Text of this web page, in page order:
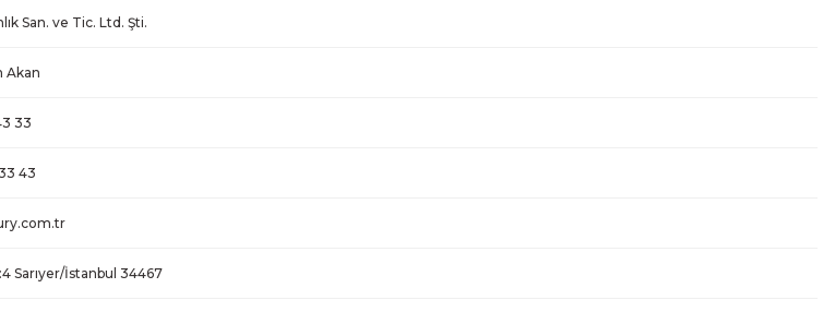
San. ve Tic. Ltd. Şti.
Akan
33
43
Sarıyer/İstanbul 34467